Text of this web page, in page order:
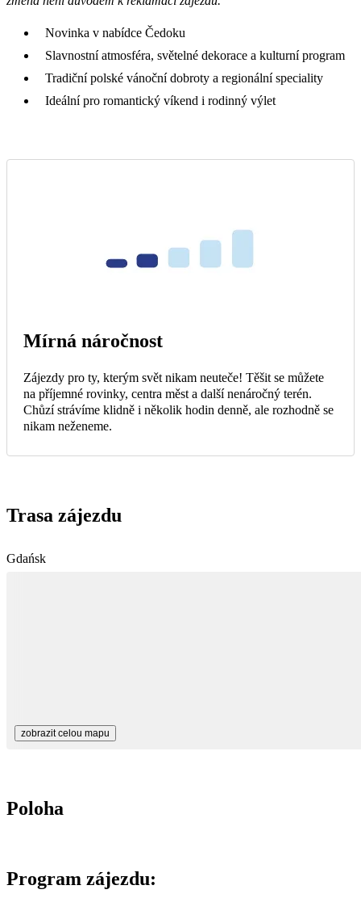
Novinka v nabídce Čedoku
Slavnostní atmosféra, světelné dekorace a kulturní program
Tradiční polské vánoční dobroty a regionální speciality
Ideální pro romantický víkend i rodinný výlet
Mírná náročnost
Zájezdy pro ty, kterým svět nikam neuteče! Těšit se můžete
na příjemné rovinky, centra měst a další nenáročný terén.
Chůzí strávíme klidně i několik hodin denně, ale rozhodně se
nikam neženeme.
Trasa zájezdu
Gdańsk
zobrazit celou mapu
Poloha
Program zájezdu: